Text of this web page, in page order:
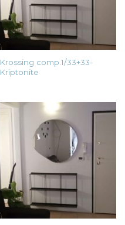
Krossing comp.1/33+33-
Kriptonite